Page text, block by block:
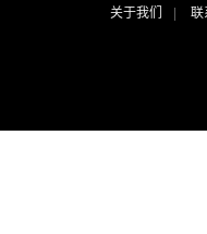
关于我们 联